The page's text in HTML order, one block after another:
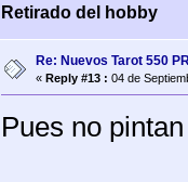
Retirado del hobby
Re: Nuevos Tarot 550
« Reply #13 : 04 de
Pues no